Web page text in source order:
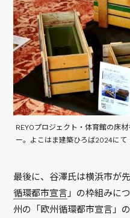
REYOプロジェクト・体育館の床
ー。よこはま建築ひろば2024にて
最後に、谷澤氏は横浜市が
循環都市宣言 」の枠組みに
州の「欧州循環都市宣言」